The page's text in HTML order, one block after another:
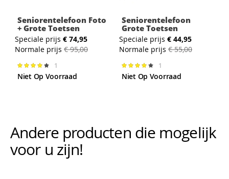
Seniorentelefoon Foto
+ Grote Toetsen
Speciale prijs € 74,95
Normale prijs € 95,00
Waardering:
80%
1
Niet Op Voorraad
Seniorentelefoon
Grote Toetsen
Speciale prijs € 44,95
Normale prijs € 55,00
Waardering:
80%
1
Niet Op Voorraad
Andere producten die mogelijk
voor u zijn!